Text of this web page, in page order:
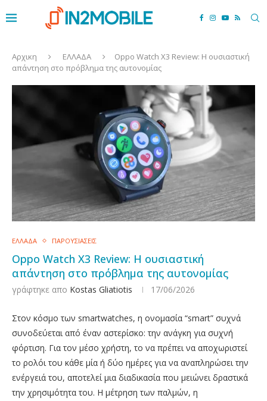
Αρχικη ΕΛΛΑΔΑ
Oppo Watch X3 Review: Η ουσιαστική
απάντηση στο πρόβλημα της αυτονομίας
ΕΛΛΑΔΑ ΠΑΡΟΥΣΙΑΣΕΙΣ
Oppo Watch X3 Review: Η ουσιαστική
απάντηση στο πρόβλημα της αυτονομίας
γράφτηκε απο Kostas Gliatiotis 17/06/2026
Στον κόσμο των smartwatches, η ονομασία “smart” συχνά
συνοδεύεται από έναν αστερίσκο: την ανάγκη για συχνή
φόρτιση. Για τον μέσο χρήστη, το να πρέπει να αποχωριστεί
το ρολόι του κάθε μία ή δύο ημέρες για να αναπληρώσει την
ενέργειά του, αποτελεί μια διαδικασία που μειώνει δραστικά
την χρησιμότητα του. Η μέτρηση των παλμών, η